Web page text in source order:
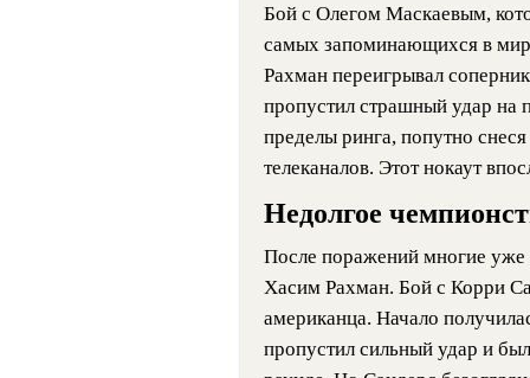
Бой с Олегом Маскаевым,
самых запоминающихся в
Рахман переигрывал
пропустил страшный удар на
пределы ринга, попутно
телеканалов. Этот нокаут
Недолгое
После поражений многие уже
Хасим Рахман. Бой с Корри
американца. Начало
пропустил сильный удар и